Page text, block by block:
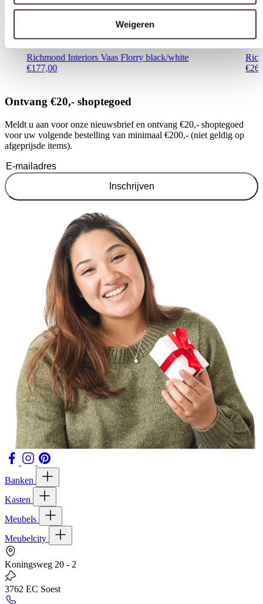
Richmond Interiors Vaas Florry black/white
€177,00
€
Ontvang €20,- shoptegoed
Meldt u aan voor onze nieuwsbrief en ontvang €20,- shoptegoed
voor uw volgende bestelling van minimaal €200,- (niet geldig op
afgeprijsde items).
Inschrijven
Banken
Kasten
Meubels
Meubelcity
Koningsweg 20 - 2
3762 EC Soest